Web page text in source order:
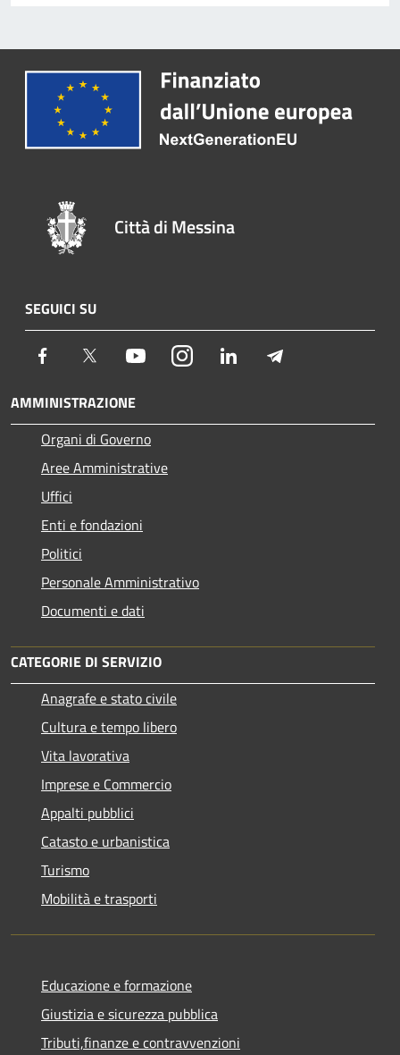
Città di Messina
SEGUICI SU
Facebook Twitter YoutubeInstagram LinkedIn
AMMINISTRAZIONE
Organi di Governo
Aree Amministrative
Uffici
Enti e fondazioni
Politici
Personale Amministrativo
Documenti e dati
CATEGORIE DI SERVIZIO
Anagrafe e stato civile
Cultura e tempo libero
Vita lavorativa
Imprese e Commercio
Appalti pubblici
Catasto e urbanistica
Turismo
Mobilità e trasporti
Educazione e formazione
Giustizia e sicurezza pubblica
Tributi,finanze e contravvenzioni